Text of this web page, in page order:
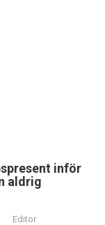
inför
aldrig
Editor